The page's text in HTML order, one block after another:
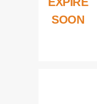
SOON